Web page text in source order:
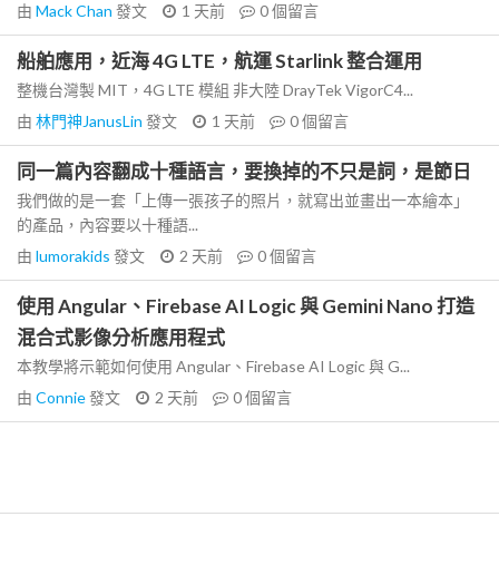
由 Mack Chan 發文 1 天前 0個留言
船舶應用，近海 4G LTE，航運 Starlink 整合運用
整機台灣製 MIT，4G LTE 模組 非大陸 DrayTek VigorC4...
由 林門神JanusLin 發文 1 天前 0個留言
同一篇內容翻成十種語言，要換掉的不只是詞，是節日
我們做的是一套「上傳一張孩子的照片，就寫出並畫出一本繪本」
的產品，內容要以十種語...
由 lumorakids 發文 2 天前 0個留言
使用 Angular、Firebase AI Logic 與 Gemini Nano 打造
混合式影像分析應用程式
本教學將示範如何使用 Angular、Firebase AI Logic 與 G...
由 Connie發文 2 天前 0個留言